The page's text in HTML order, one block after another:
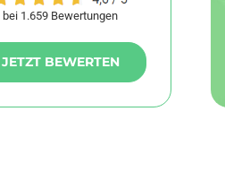
bei 1.659 Bewertungen
JETZT BEWERTEN